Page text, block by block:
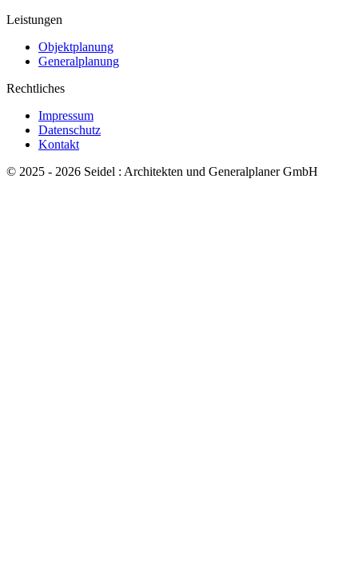
Leistungen
Objektplanung
Generalplanung
Rechtliches
Impressum
Datenschutz
Kontakt
© 2025 - 2026 Seidel : Architekten und Generalplaner GmbH